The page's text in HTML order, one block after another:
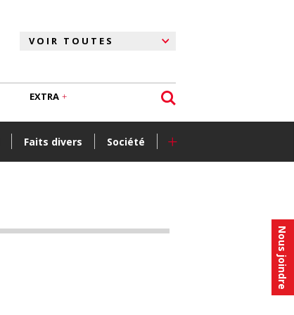
Nous joindre
Faits divers Société +
EXTRA